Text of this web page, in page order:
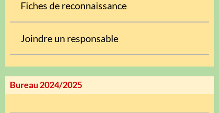
Fiches de reconnaissance
Joindre un responsable
Bureau 2024/2025